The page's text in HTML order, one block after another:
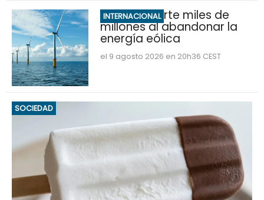
INTERNACIONAL
Trump invierte miles de
millones al abandonar la
energía eólica
el 9 agosto 2026 en 20h36 CEST
SOCIEDAD